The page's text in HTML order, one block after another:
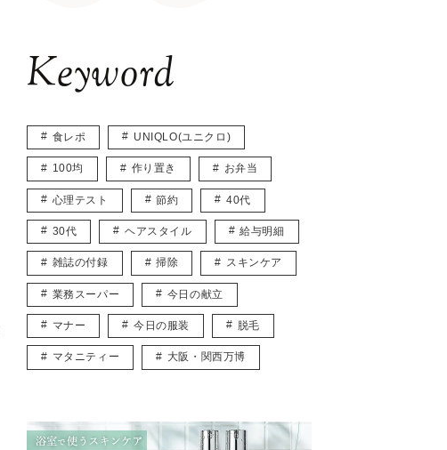
Keyword
食レポ UNIQLO(ユニクロ)
100均 作り置き お弁当
心理テスト 節約 40代
30代 ヘアスタイル 給与明細
雑誌の付録 掃除 スキンケア
業務スーパー 今日の献立
マナー 今日の服装 脱毛
マタニティー 大阪・関西万博